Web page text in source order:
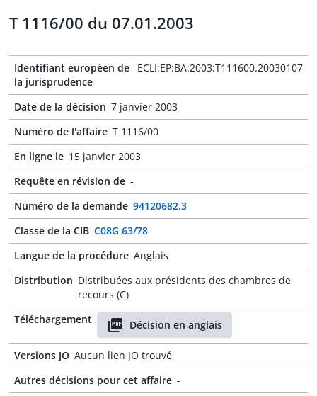
T 1116/00 du 07.01.2003
Identifiant européen de
la jurisprudence
ECLI:EP:BA:2003:T111600.20030107
Date de la décision 7 janvier 2003
Numéro de l'affaire T 1116/00
En ligne le 15 janvier 2003
Requête en révision de -
Numéro de la demande 94120682.3
Classe de la CIB C08G 63/78
Langue de la procédure Anglais
Distribution Distribuées aux présidents des chambres de
recours (C)
Téléchargement
Décision en anglais
Versions JO Aucun lien JO trouvé
Autres décisions pour cet affaire -